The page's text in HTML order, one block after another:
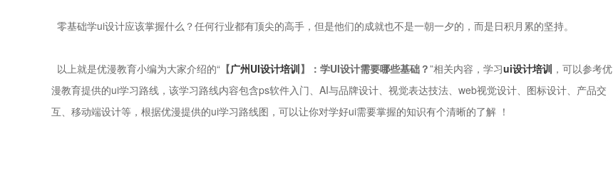
零基础学ui设计应该掌握什么？任何行业都有顶尖的高手，但是他们的成就也不是一朝一夕的，而是日积月累的坚持。
以上就是优漫教育小编为大家介绍的“ 【广州UI设计培训】：学UI设计需要哪些基础？”相关内容，学习ui设计培训 ，可以参考优
漫教育提供的ui学习路线，该学习路线内容包含ps软件入门、AI与品牌设计、视觉表达技法、web视觉设计、图标设计、产品交
互、移动端设计等，根据优漫提供的ui学习路线图，可以让你对学好ui需要掌握的知识有个清晰的了解 ！